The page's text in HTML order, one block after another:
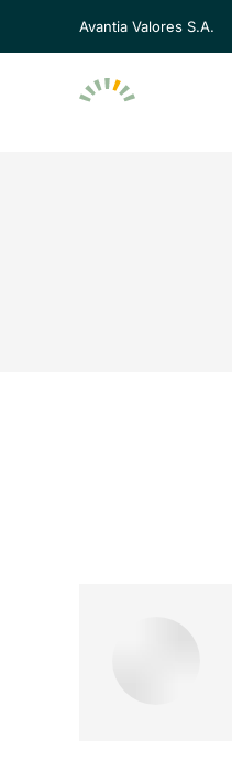
Avantia Valores S.A.